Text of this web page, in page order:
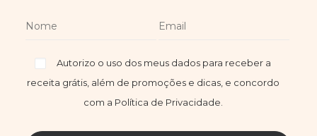
Autorizo o uso dos meus dados para receber a
receita grátis, além de promoções e dicas, e concordo
com a Política de Privacidade.